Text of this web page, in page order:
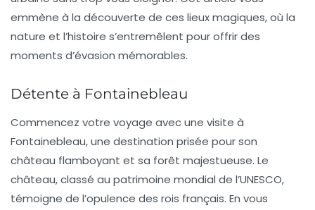
emmène à la découverte de ces lieux magiques, où la
nature et l’histoire s’entremêlent pour offrir des
moments d’évasion mémorables.
Détente à Fontainebleau
Commencez votre voyage avec une visite à
Fontainebleau, une destination prisée pour son
château flamboyant et sa forêt majestueuse. Le
château, classé au patrimoine mondial de l’UNESCO,
témoigne de l’opulence des rois français. En vous